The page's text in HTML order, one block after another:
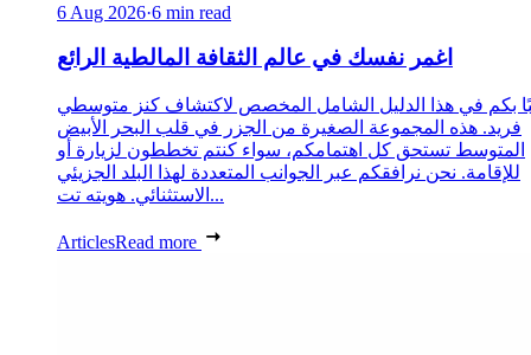
6 Aug 2026·6 min read
اغمر نفسك في عالم الثقافة المالطية الرائع
بكم في هذا الدليل الشامل المخصص لاكتشاف كنز متوسطي
فريد. هذه المجموعة الصغيرة من الجزر في قلب البحر الأبيض
المتوسط تستحق كل اهتمامكم، سواء كنتم تخططون لزيارة أو
للإقامة. نحن نرافقكم عبر الجوانب المتعددة لهذا البلد الجزيئي
الاستثنائي. هويته تت...
ArticlesRead more